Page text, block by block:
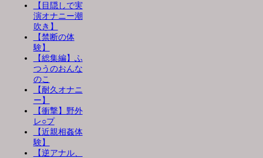
【目隠しで実
演オナニー潮
吹き】
【禁断の体
験】
【総集編】ふ
つうのおんな
のこ
【耐久オナニ
ー】
【衝撃】野外
レ○プ
【近親相姦体
験】
【逆アナル、